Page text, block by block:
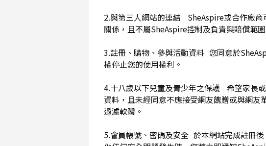
2.與第三人網站的連結 SheAspire或合作廠
關係，且不屬SheAspire控制及負責與賠償範圍
3.註冊、購物、參與活動資料 您同意於
權停止您的使用權利。
4.十八歲以下兒童及青少年之保護 希望家長
資料，且未經同意不應接受網友餽贈或與網
過濾軟體。
5.會員帳號、密碼及安全 於本網站完成註冊